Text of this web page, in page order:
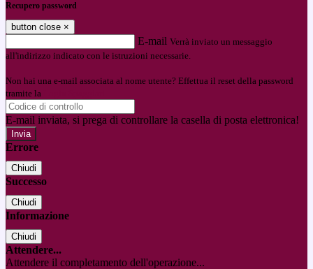
Recupero password
button close ×
E-mail Verrà inviato un messaggio
all'indirizzo indicato con le istruzioni necessarie.
Non hai una e-mail associata al nome utente? Effettua il reset della password
tramite la
E-mail inviata, si prega di controllare la casella di posta elettronica!
Errore
Chiudi
Successo
Chiudi
Informazione
Chiudi
Attendere...
Attendere il completamento dell'operazione...